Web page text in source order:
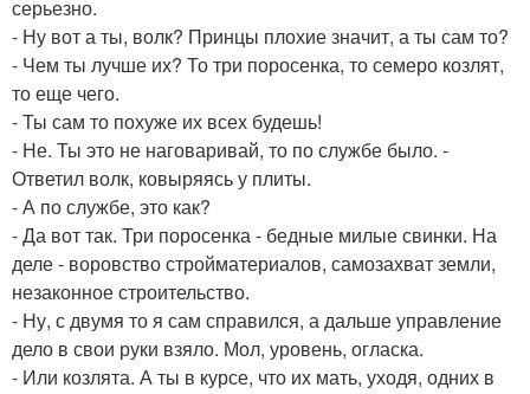
серьезно.
- Ну вот а ты, волк? Принцы плохие значит, а ты сам то?
- Чем ты лучше их? То три поросенка, то семеро козлят,
то еще чего.
- Ты сам то похуже их всех будешь!
- Не. Ты это не наговаривай, то по службе было. -
Ответил волк, ковыряясь у плиты.
- А по службе, это как?
- Да вот так. Три поросенка - бедные милые свинки. На
деле - воровство стройматериалов, самозахват земли,
незаконное строительство.
- Ну, с двумя то я сам справился, а дальше управление
дело в свои руки взяло. Мол, уровень, огласка.
- Или козлята. А ты в курсе, что их мать, уходя, одних в